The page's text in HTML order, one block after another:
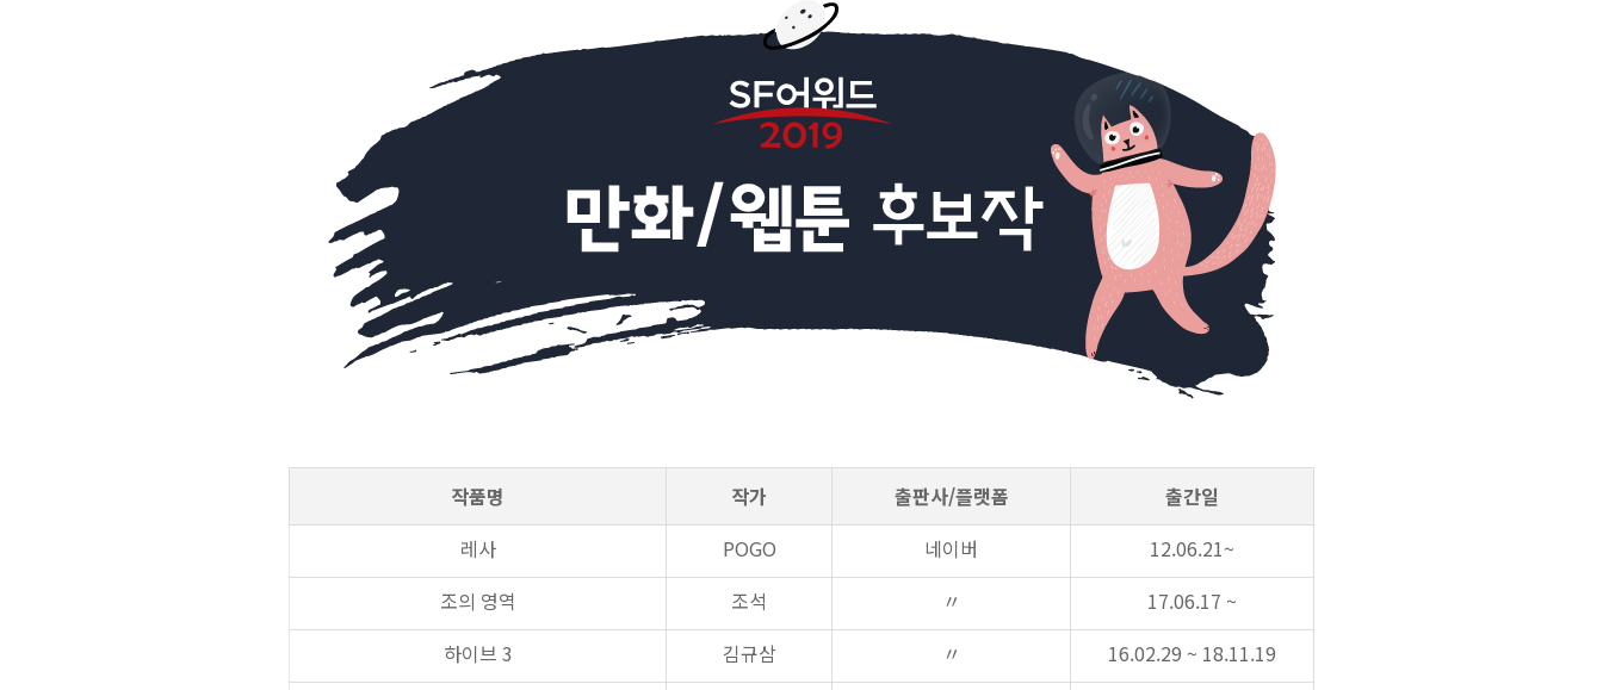
작품명 작가 출판사/플랫폼
출간일
레사
POGO 네이버
12.06.21~
조의 영역
조석 〃
17.06.17 ~
하이브 3
김규삼 〃
16.02.29 ~ 18.11.19